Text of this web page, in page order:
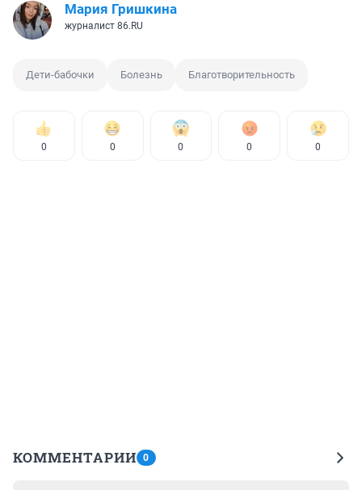
Мария Гришкина
журналист 86.RU
Дети-бабочки Болезнь Благотворительность
0 0 0 0 0
КОММЕНТАРИИ 0